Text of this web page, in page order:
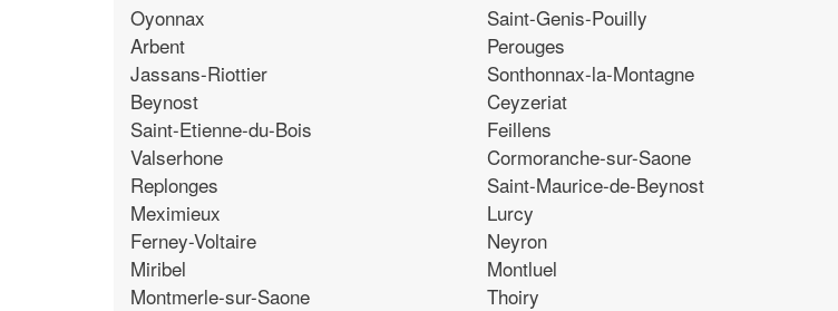
Oyonnax
Arbent
Jassans-Riottier
Beynost
Saint-Etienne-du-Bois
Valserhone
Replonges
Meximieux
Ferney-Voltaire
Miribel
Montmerle-sur-Saone
Saint-Genis-Pouilly
Perouges
Sonthonnax-la-Montagne
Ceyzeriat
Feillens
Cormoranche-sur-Saone
Saint-Maurice-de-Beynost
Lurcy
Neyron
Montluel
Thoiry